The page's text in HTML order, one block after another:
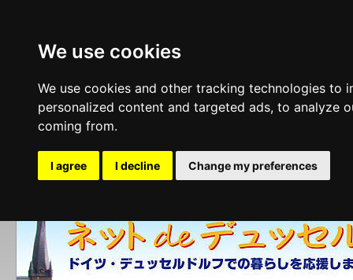
We use cookies
We use cookies and other tracking technologies
personalized content and targeted ads, to analyze
coming from.
I agree I decline Change my preferences